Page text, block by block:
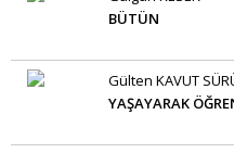
BÜTÜN
Gülten KAVUT
YAŞAYARAK